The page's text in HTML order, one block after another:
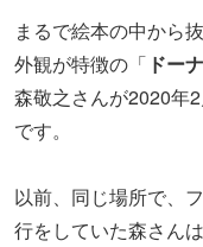
まるで絵本の中から
外観が特徴の「 ドー
森敬之さんが2020年
です。
以前、同じ場所で、
行をしていた森さん